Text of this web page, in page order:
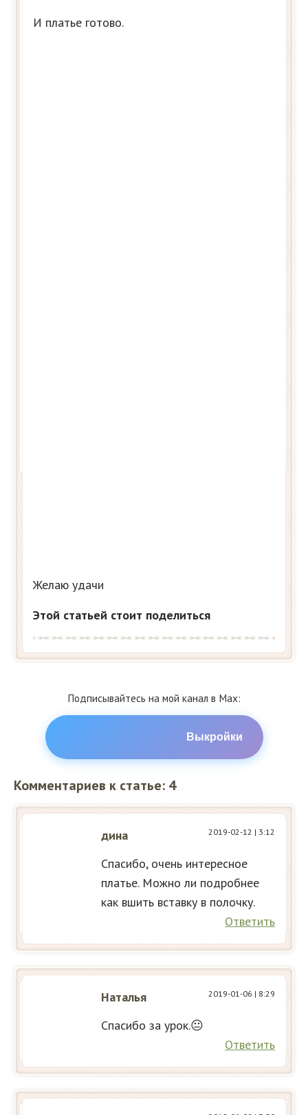
И платье готово.
Желаю удачи
Этой статьей стоит поделиться
Подписывайтесь на мой канал в Max:
Выкройки
Комментариев к статье: 4
дина 2019-02-12 | 3:12
Спасибо, очень интересное
платье. Можно ли подробнее
как вшить вставку в полочку.
Ответить
Наталья 2019-01-06 | 8:29
Спасибо за урок.😐
Ответить